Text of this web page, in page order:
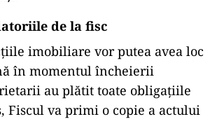
de la fisc
imobiliare vor putea avea loc
în momentul încheierii
au plătit toate obligațiile
Fiscul va primi o copie a actului